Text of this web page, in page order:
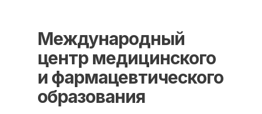
Международный
центр медицинского
и фармацевтического
образования
© 2026 ООО «МЦ МФО» МОСКВА
Соглашение о конфиденциальности
info@kursmedik.ru
Повышение квалификации